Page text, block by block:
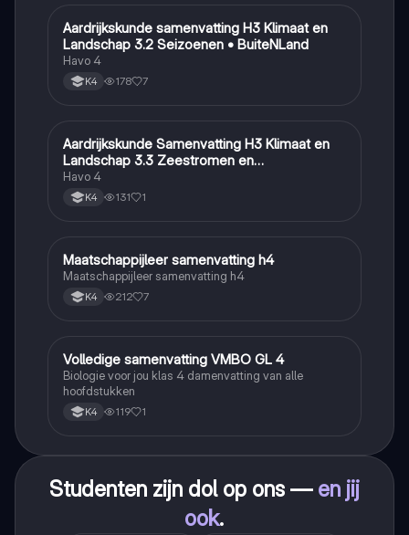
Aardrijkskunde
Aardrijkskunde samenvatting H3 Klimaat en
Landschap 3.2 Seizoenen • BuiteNLand
Havo 4
K4 178 7
Aardrijkskunde
Aardrijkskunde Samenvatting H3 Klimaat en
Landschap 3.3 Zeestromen en
Klimaatgebieden • BuiteNLand
Havo 4
K4 131 1
Maatschappijleer
Maatschappijleer samenvatting h4
Maatschappijleer samenvatting h4
K4 212 7
Biologie
Volledige samenvatting VMBO GL 4
Biologie voor jou klas 4 damenvatting van alle
hoofdstukken
K4 119 1
Studenten zijn dol op ons — en jij
ook.